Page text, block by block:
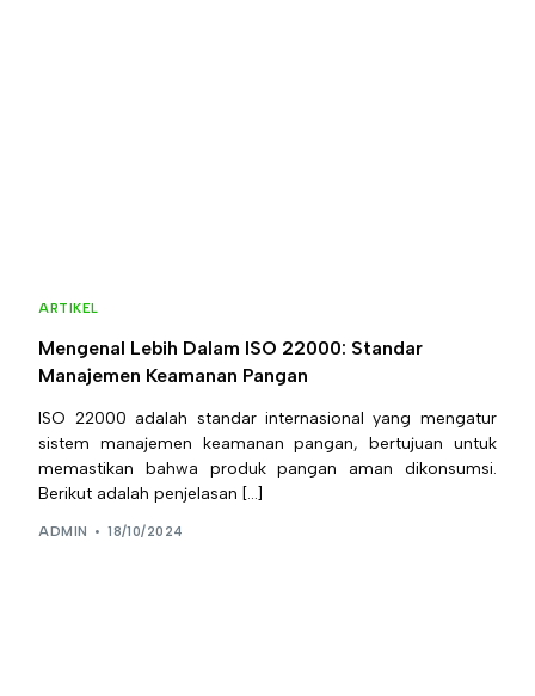
ARTIKEL
Mengenal Lebih Dalam ISO 22000: Standar
Manajemen Keamanan Pangan
ISO 22000 adalah standar internasional yang mengatur
sistem manajemen keamanan pangan, bertujuan untuk
memastikan bahwa produk pangan aman dikonsumsi.
Berikut adalah penjelasan […]
ADMIN 18/10/2024